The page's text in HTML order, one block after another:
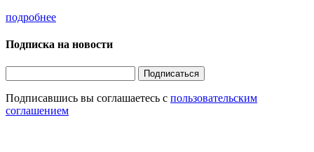
подробнее
Подписка на новости
Подписаться
Подписавшись вы соглашаетесь с пользовательским
соглашением